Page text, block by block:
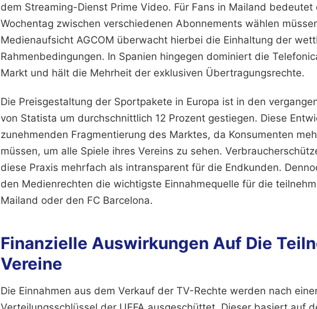
dem Streaming-Dienst Prime Video. Für Fans in Mailand
Wochentag zwischen verschiedenen Abonnements wählen
Medienaufsicht AGCOM überwacht hierbei die Einhaltung der
Rahmenbedingungen. In Spanien hingegen dominiert die
Markt und hält die Mehrheit der exklusiven Übertragungsrechte.
Die Preisgestaltung der Sportpakete in Europa ist in den
von Statista um durchschnittlich 12 Prozent gestiegen. Diese
zunehmenden Fragmentierung des Marktes, da Konsumenten
müssen, um alle Spiele ihres Vereins zu sehen.
diese Praxis mehrfach als intransparent für die Endkunden.
den Medienrechten die wichtigste Einnahmequelle für die
Mailand oder den FC Barcelona.
Finanzielle Auswirkungen Auf Die
Vereine
Die Einnahmen aus dem Verkauf der TV-Rechte werden nach